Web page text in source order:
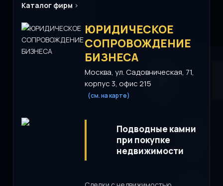
Каталог фирм >
ЮРИДИЧЕСКОЕ
СОПРОВОЖДЕНИЕ
БИЗНЕСА
Москва, ул. Садовническая, 71,
корпус 3, офис 215
(см. на карте)
Подводные камни
при покупке
недвижимости